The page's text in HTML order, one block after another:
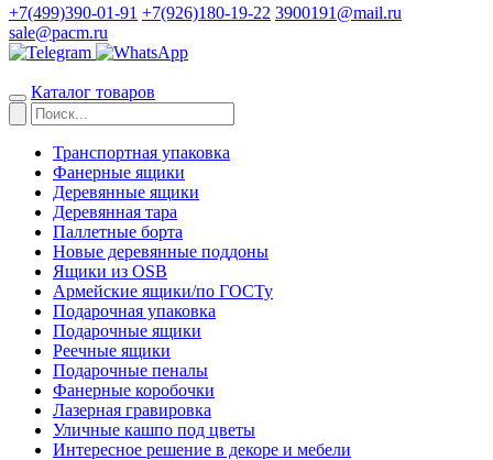
+7(499)390-01-91 +7(926)180-19-22 3900191@mail.ru
sale@pacm.ru
Каталог товаров
Транспортная упаковка
Фанерные ящики
Деревянные ящики
Деревянная тара
Паллетные борта
Новые деревянные поддоны
Ящики из OSB
Армейские ящики/по ГОСТу
Подарочная упаковка
Подарочные ящики
Реечные ящики
Подарочные пеналы
Фанерные коробочки
Лазерная гравировка
Уличные кашпо под цветы
Интересное решение в декоре и мебели